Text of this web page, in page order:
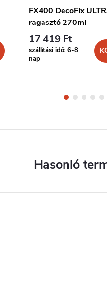
FX400 DecoFix
ragasztó 270ml
17 419 Ft
szállítási idő: 6-8
nap